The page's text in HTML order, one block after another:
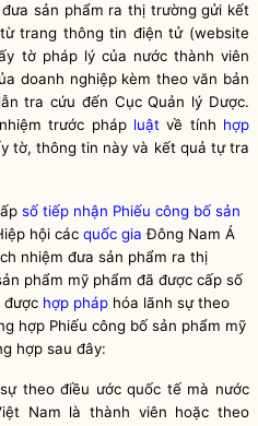
sản phẩm ra thị trường gửi kết
trang thông tin điện tử (website
tờ pháp lý của nước thành viên
doanh nghiệp kèm theo văn bản
tra cứu đến Cục Quản lý Dược.
trước pháp luậtvề tính hợp
tờ, thông tin này và kết quả tự tra
số tiếp nhận Phiếu công bố sản
hội các quốc gia Đông Nam Á
nhiệm đưa sản phẩm ra thị
phẩm mỹ phẩm đã được cấp số
được hợp pháp hóa lãnh sự theo
hợp Phiếu công bố sản phẩm mỹ
hợp sau đây:
theo điều ước quốc tế mà nước
Nam là thành viên hoặc theo